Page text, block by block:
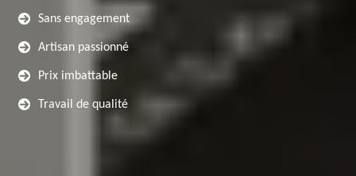
Sans engagement
Artisan passionné
Prix imbattable
Travail de qualité